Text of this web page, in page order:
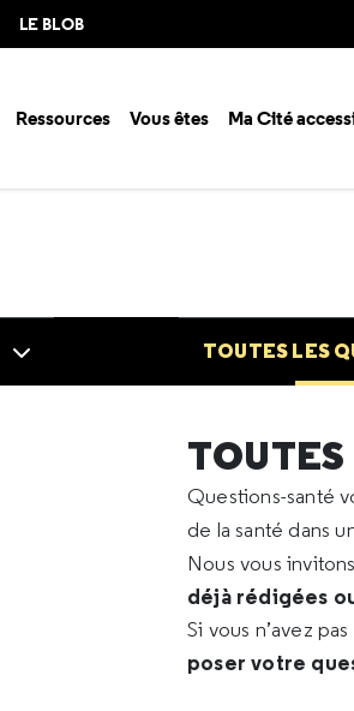
LE BLOB
Ressources Vous êtes Ma Cité
TOUTES LES
Questions-santé
de la santé dans
Nous vous
déjà rédigées
Si vous n’avez
poser votre